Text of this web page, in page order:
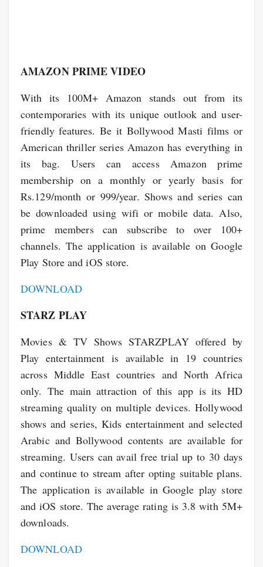
AMAZON PRIME VIDEO
With its 100M+ Amazon stands out from its
contemporaries with its unique outlook and user-
friendly features. Be it Bollywood Masti films or
American thriller series Amazon has everything in
its bag. Users can access Amazon prime
membership on a monthly or yearly basis for
Rs.129/month or 999/year. Shows and series can
be downloaded using wifi or mobile data. Also,
prime members can subscribe to over 100+
channels. The application is available on Google
Play Store and iOS store.
DOWNLOAD
STARZ PLAY
Movies & TV Shows STARZPLAY offered by
Play entertainment is available in 19 countries
across Middle East countries and North Africa
only. The main attraction of this app is its HD
streaming quality on multiple devices. Hollywood
shows and series, Kids entertainment and selected
Arabic and Bollywood contents are available for
streaming. Users can avail free trial up to 30 days
and continue to stream after opting suitable plans.
The application is available in Google play store
and iOS store. The average rating is 3.8 with 5M+
downloads.
DOWNLOAD